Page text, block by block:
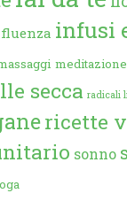
infusi
meditazione
secca radicali
ricette
sonno